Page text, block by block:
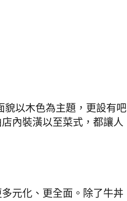
貌以木色為主題，更設有吧
店內裝潢以至菜式，都讓人
元化、更全面。除了牛丼